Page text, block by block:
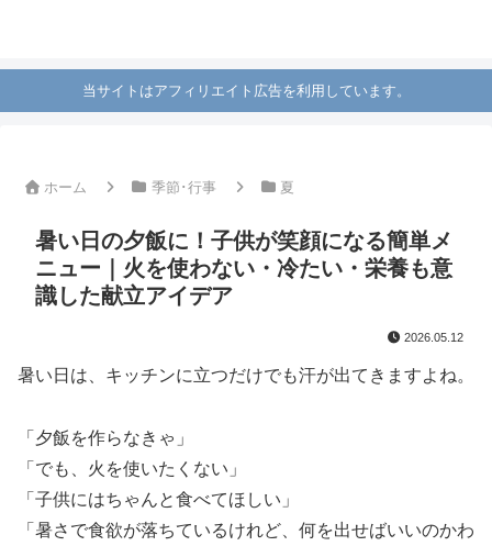
当サイトはアフィリエイト広告を利用しています。
ホーム 季節･行事 夏
暑い日の夕飯に！子供が笑顔になる簡単メ
ニュー｜火を使わない・冷たい・栄養も意
識した献立アイデア
2026.05.12
暑い日は、キッチンに立つだけでも汗が出てきますよね。
「夕飯を作らなきゃ」
「でも、火を使いたくない」
「子供にはちゃんと食べてほしい」
「暑さで食欲が落ちているけれど、何を出せばいいのかわ